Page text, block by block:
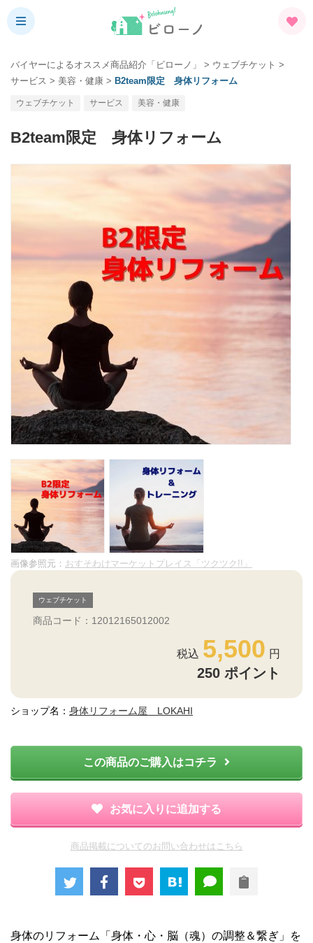
バイヤーによるオススメ商品紹介「ビローノ」 > ウェブチケット >
サービス > 美容・健康 > B2team限定 身体リフォーム
ウェブチケット サービス 美容・健康
B2team限定 身体リフォーム
画像参照元： おすそわけマーケットプレイス「ツクツク!!」
ウェブチケット
商品コード：12012165012002
5,500
250 ポイント
ショップ名： 身体リフォーム屋 LOKAHI
この商品のご購入はコチラ
お気に入りに追加する
商品掲載についてのお問い合わせはこちら
身体のリフォーム「身体・心・脳（魂）の調整＆繋ぎ」を